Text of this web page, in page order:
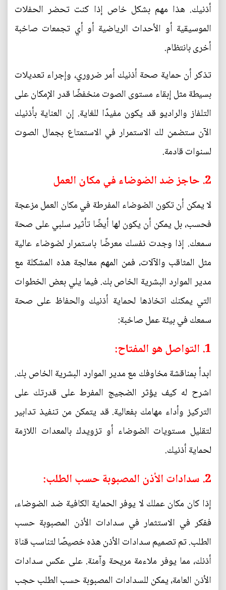
أذنيك. هذا مهم بشكل خاص إذا كنت تحضر الحفلات
الموسيقية أو الأحداث الرياضية أو أي تجمعات صاخبة
أخرى بانتظام.
تذكر أن حماية صحة أذنيك أمر ضروري، وإجراء تعديلات
بسيطة مثل إبقاء مستوى الصوت منخفضًا قدر الإمكان على
التلفاز والراديو قد يكون مفيدًا للغاية. إن العناية بأذنيك
الآن ستضمن لك الاستمرار في الاستمتاع بجمال الصوت
لسنوات قادمة.
2. حاجز ضد الضوضاء في مكان العمل
لا يمكن أن تكون الضوضاء المفرطة في مكان العمل مزعجة
فحسب، بل يمكن أن يكون لها أيضًا تأثير سلبي على صحة
سمعك. إذا وجدت نفسك معرضًا باستمرار لضوضاء عالية
مثل المثاقب والآلات، فمن المهم معالجة هذه المشكلة مع
مدير الموارد البشرية الخاص بك. فيما يلي بعض الخطوات
التي يمكنك اتخاذها لحماية أذنيك والحفاظ على صحة
سمعك في بيئة عمل صاخبة:
1. التواصل هو المفتاح:
ابدأ بمناقشة مخاوفك مع مدير الموارد البشرية الخاص بك.
اشرح له كيف يؤثر الضجيج المفرط على قدرتك على
التركيز وأداء مهامك بفعالية. قد يتمكن من تنفيذ تدابير
لتقليل مستويات الضوضاء أو تزويدك بالمعدات اللازمة
لحماية أذنيك.
2. سدادات الأذن المصبوبة حسب الطلب:
إذا كان مكان عملك لا يوفر الحماية الكافية ضد الضوضاء،
ففكر في الاستثمار في سدادات الأذن المصبوبة حسب
الطلب. تم تصميم سدادات الأذن هذه خصيصًا لتناسب قناة
أذنك، مما يوفر ملاءمة مريحة وآمنة. على عكس سدادات
الأذن العامة، يمكن للسدادات المصبوبة حسب الطلب حجب